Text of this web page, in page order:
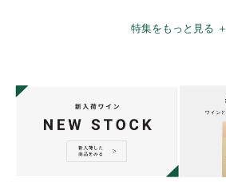
特集をもっと見る ＋